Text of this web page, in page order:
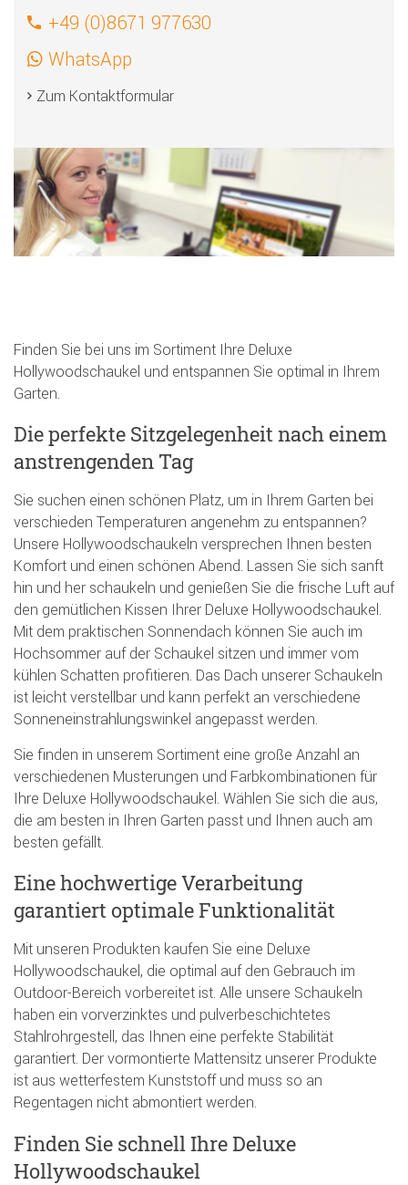
+49 (0)8671 977630
WhatsApp
Zum Kontaktformular
Finden Sie bei uns im Sortiment Ihre Deluxe
Hollywoodschaukel und entspannen Sie optimal in Ihrem
Garten.
Die perfekte Sitzgelegenheit nach einem
anstrengenden Tag
Sie suchen einen schönen Platz, um in Ihrem Garten bei
verschieden Temperaturen angenehm zu entspannen?
Unsere Hollywoodschaukeln versprechen Ihnen besten
Komfort und einen schönen Abend. Lassen Sie sich sanft
hin und her schaukeln und genießen Sie die frische Luft auf
den gemütlichen Kissen Ihrer Deluxe Hollywoodschaukel.
Mit dem praktischen Sonnendach können Sie auch im
Hochsommer auf der Schaukel sitzen und immer vom
kühlen Schatten profitieren. Das Dach unserer Schaukeln
ist leicht verstellbar und kann perfekt an verschiedene
Sonneneinstrahlungswinkel angepasst werden.
Sie finden in unserem Sortiment eine große Anzahl an
verschiedenen Musterungen und Farbkombinationen für
Ihre Deluxe Hollywoodschaukel. Wählen Sie sich die aus,
die am besten in Ihren Garten passt und Ihnen auch am
besten gefällt.
Eine hochwertige Verarbeitung
garantiert optimale Funktionalität
Mit unseren Produkten kaufen Sie eine Deluxe
Hollywoodschaukel, die optimal auf den Gebrauch im
Outdoor-Bereich vorbereitet ist. Alle unsere Schaukeln
haben ein vorverzinktes und pulverbeschichtetes
Stahlrohrgestell, das Ihnen eine perfekte Stabilität
garantiert. Der vormontierte Mattensitz unserer Produkte
ist aus wetterfestem Kunststoff und muss so an
Regentagen nicht abmontiert werden.
Finden Sie schnell Ihre Deluxe
Hollywoodschaukel